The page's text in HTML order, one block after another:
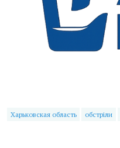
Харьковская область обстріли